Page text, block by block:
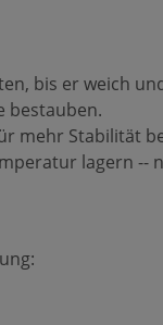
bis er weich
bestauben.
mehr Stabilität
lagern --